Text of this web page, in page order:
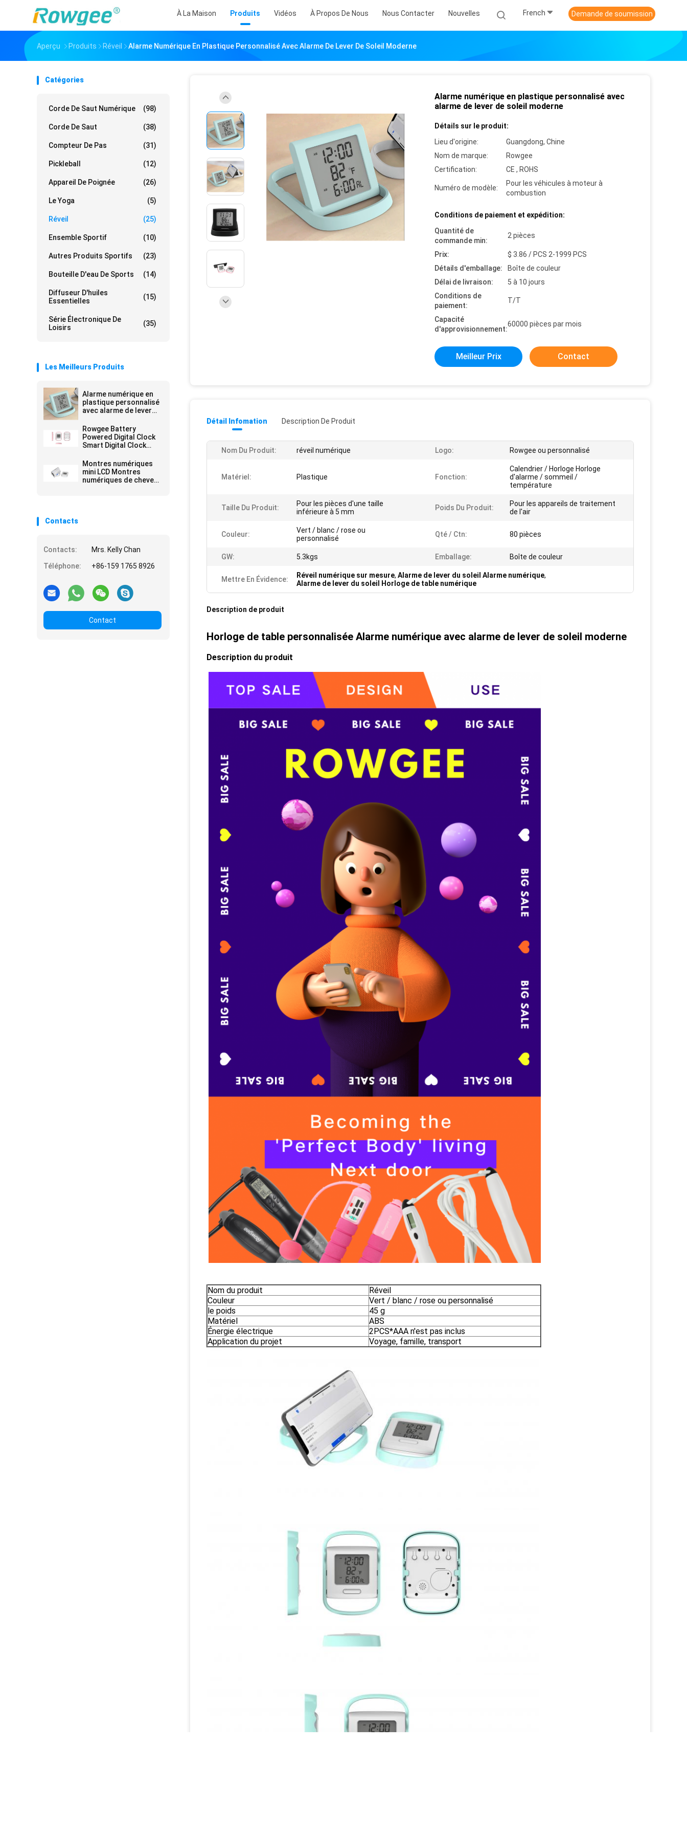
À La Maison Produits Vidéos À Propos De Nous Nous Contacter Nouvelles French Demande de soumission
Aperçu Produits Réveil Alarme Numérique En Plastique Personnalisé Avec Alarme De Lever De Soleil Moderne
Catégories
Corde De Saut Numérique (98)
Corde De Saut (38)
Compteur De Pas (31)
Pickleball (12)
Appareil De Poignée (26)
Le Yoga (5)
Réveil (25)
Ensemble Sportif (10)
Autres Produits Sportifs (23)
Bouteille D'eau De Sports (14)
Diffuseur D'huiles
Essentielles
(15)
Série Électronique De
Loisirs
(35)
Les Meilleurs Produits
Alarme numérique en
plastique personnalisé
avec alarme de lever
Rowgee Battery
Powered Digital Clock
Smart Digital Clock
école
Montres numériques
mini LCD Montres
numériques de chevet
Contacts
Contacts:
Mrs. Kelly Chan
Téléphone:
+86-159 1765 8926
Contact
Alarme numérique en plastique personnalisé avec
alarme de lever de soleil moderne
Détails sur le produit:
Lieu d'origine:
Guangdong, Chine
Nom de marque:
Rowgee
Certification:
CE , ROHS
Numéro de modèle:
Pour les véhicules à moteur à
combustion
Conditions de paiement et expédition:
Quantité de
commande min:
2 pièces
Prix:
$ 3.86 / PCS 2-1999 PCS
Détails d'emballage:
Boîte de couleur
Délai de livraison:
5 à 10 jours
Conditions de
paiement:
T/T
Capacité
d'approvisionnement:
60000 pièces par mois
Meilleur Prix Contact
Détail Infomation Description De Produit
Nom Du Produit: réveil numérique Logo: Rowgee ou personnalisé
Matériel: Plastique Fonction:
Calendrier / Horloge Horloge
d'alarme / sommeil /
température
Taille Du Produit:
Pour les pièces d'une taille
inférieure à 5 mm
Poids Du Produit:
Pour les appareils de traitement
de l'air
Couleur:
Vert / blanc / rose ou
personnalisé
Qté / Ctn: 80 pièces
GW: 5.3kgs Emballage: Boîte de couleur
Mettre En Évidence: Réveil numérique sur mesure, Alarme de lever du soleil Alarme numérique,
Alarme de lever du soleil Horloge de table numérique
Description de produit
Horloge de table personnalisée Alarme numérique avec alarme de lever de soleil moderne
Description du produit
Nom du produit
Réveil
Couleur
Vert / blanc / rose ou personnalisé
le poids
45 g
Matériel
ABS
Énergie électrique
2PCS*AAA n'est pas inclus
Application du projet
Voyage, famille, transport